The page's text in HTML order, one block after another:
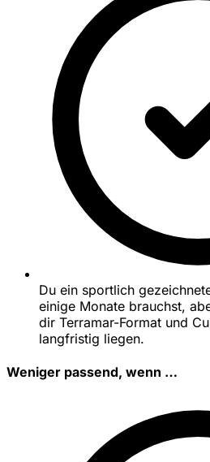
Du ein sportlich
einige Monate brauchst,
dir Terramar-Format und
langfristig liegen.
Weniger passend, wenn …